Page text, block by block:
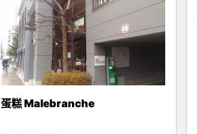
蛋糕 Malebranche